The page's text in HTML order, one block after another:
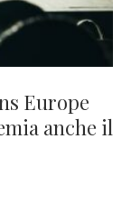
Europe
anche il